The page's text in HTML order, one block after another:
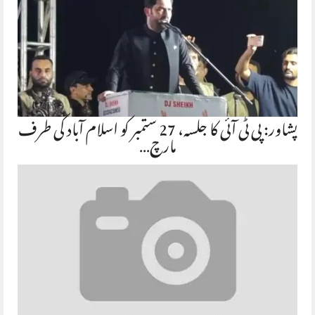
پشاور: پی ٹی آئی کا جلسہ، 27 ستمبر کو اسلام آباد کی طرفمارچ…